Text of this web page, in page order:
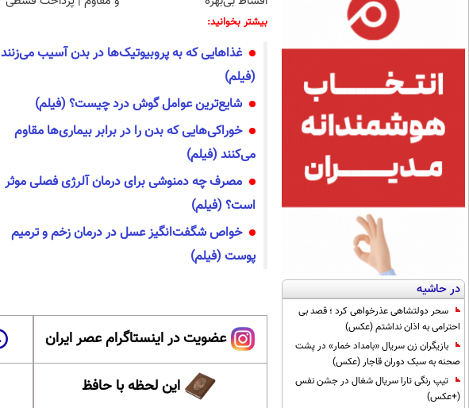
در حاشیه
سحر دولتشاهی عذرخواهی کرد ؛ قصد بی
احترامی به اذان نداشتم (عکس)
بازیگران زن سریال «بامداد خمار» در پشت
صحنه به سبک دوران قاجار (عکس)
تیپ رنگی تارا سریال شغال در جشن نفس
(+عکس)
بیشتر بخوانید:
غذا‌هایی که به پروبیوتیک‌ها در بدن آسیب می‌زنند
(فیلم)
شایع‌ترین عوامل گوش درد چیست؟ (فیلم)
خوراکی‌هایی که بدن را در برابر بیماری‌ها مقاوم
می‌کنند (فیلم)
مصرف چه دمنوشی برای درمان آلرژی فصلی موثر
است؟ (فیلم)
خواص شگفت‌انگیز عسل در درمان زخم و ترمیم
پوست (فیلم)
عضویت در اینستاگرام عصر ایران
این لحظه با حافظ